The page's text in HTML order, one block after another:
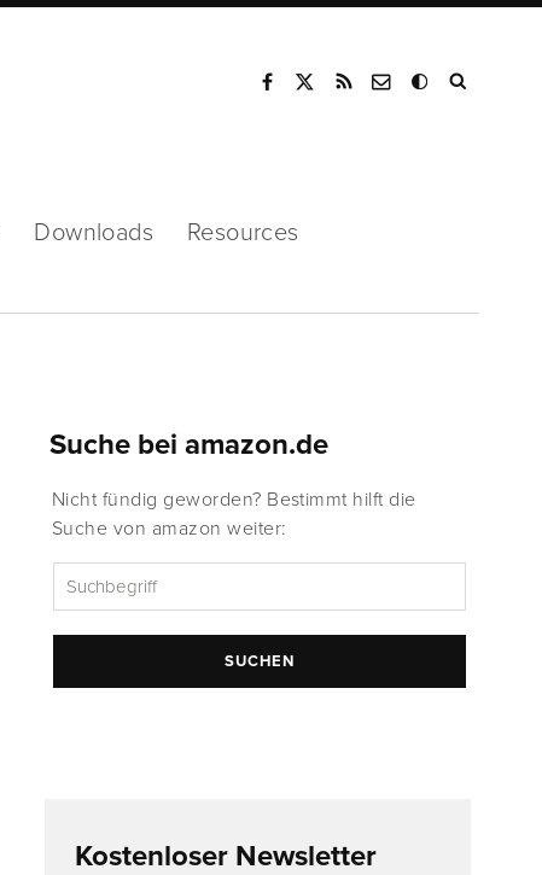
Downloads Resources
Suche bei amazon.de
Nicht fündig geworden? Bestimmt hilft die
Suche von amazon weiter:
SUCHEN
Kostenloser Newsletter